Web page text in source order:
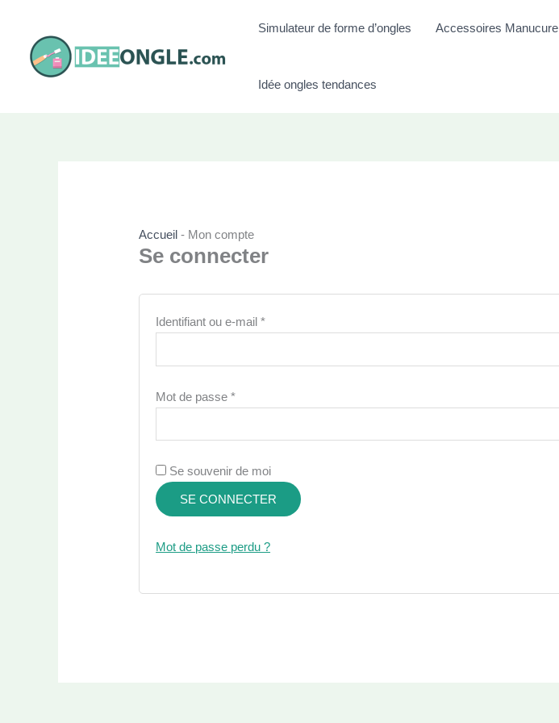
contenu
Simulateur de forme d’ongles Accessoires Manucure
Idée ongles tendances
Accueil - Mon compte
Se connecter
Identifiant ou e-mail*Obligatoire
Mot de passe*Obligatoire
Se souvenir de moi
SE CONNECTER
Mot de passe perdu ?